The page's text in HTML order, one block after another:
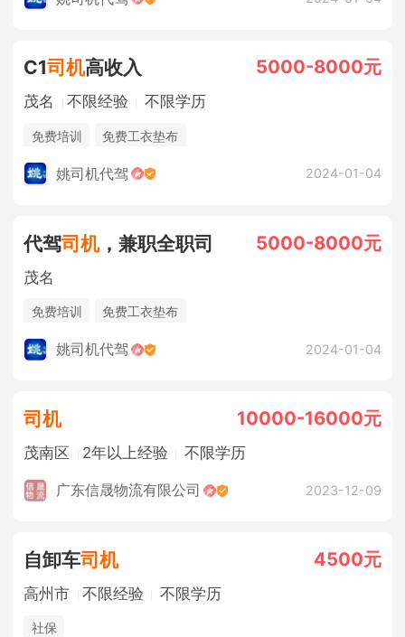
C1司机高收入 5000-8000元
茂名 不限经验 不限学历
免费培训 免费工衣垫布
姚司机代驾 2024-01-04
代驾司机，兼职全职司 5000-8000元
茂名
免费培训 免费工衣垫布
姚司机代驾 2024-01-04
司机 10000-16000元
茂南区 2年以上经验 不限学历
广东信晟物流有限公司 2023-12-09
自卸车司机 4500元
高州市 不限经验 不限学历
社保